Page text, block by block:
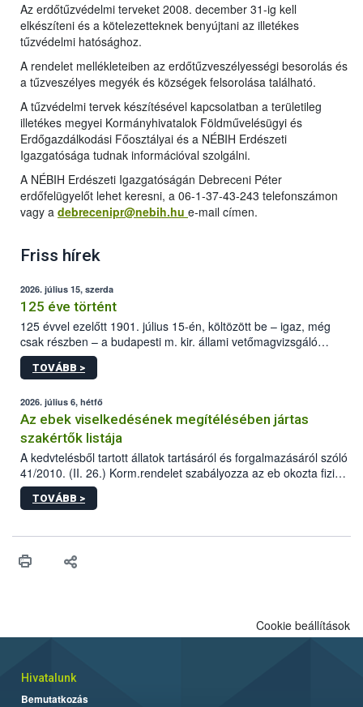
Az erdőtűzvédelmi terveket 2008. december 31-ig kell
elkészíteni és a kötelezetteknek benyújtani az illetékes
tűzvédelmi hatósághoz.
A rendelet mellékleteiben az erdőtűzveszélyességi besorolás és
a tűzveszélyes megyék és községek felsorolása található.
A tűzvédelmi tervek készítésével kapcsolatban a területileg
illetékes megyei Kormányhivatalok Földművelésügyi és
Erdőgazdálkodási Főosztályai és a NÉBIH Erdészeti
Igazgatósága tudnak információval szolgálni.
A NÉBIH Erdészeti Igazgatóságán Debreceni Péter
erdőfelügyelőt lehet keresni, a 06-1-37-43-243 telefonszámon
vagy a debrecenipr@nebih.hu e-mail címen.
Friss hírek
2026. július 15, szerda
125 éve történt
125 évvel ezelőtt 1901. július 15-én, költözött be – igaz, még
csak részben – a budapesti m. kir. állami vetőmagvizsgáló
állomás a Kis Rókus utca 15. szám alatti, Czigler Győző által
tervezett új épületébe.
TOVÁBB >
2026. július 6, hétfő
Az ebek viselkedésének megítélésében jártas
szakértők listája
A kedvtelésből tartott állatok tartásáról és forgalmazásáról szóló
41/2010. (II. 26.) Korm.rendelet szabályozza az eb okozta fizikai
sérülés, illetve ennek veszélye keletkezésekor felmerülő
hatósági feladatokat, valamint a veszélyes eb tartását és annak
vonni az ebek viselkedésének megítélésében jártas szakértőt.
TOVÁBB >
Cookie beállítások
Hivatalunk
Bemutatkozás